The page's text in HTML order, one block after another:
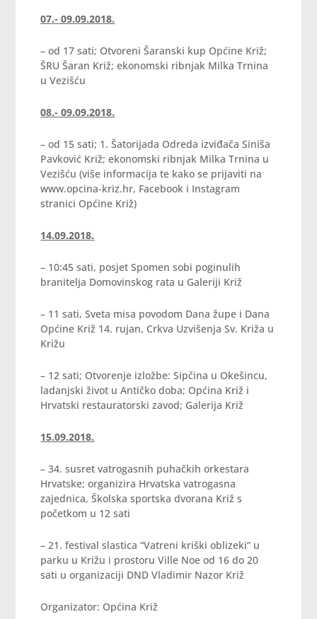
07.- 09.09.2018.
– od 17 sati; Otvoreni Šaranski kup Općine Križ;
ŠRU Šaran Križ; ekonomski ribnjak Milka Trnina
u Vezišću
08.- 09.09.2018.
– od 15 sati; 1. Šatorijada Odreda izviđača Siniša
Pavković Križ; ekonomski ribnjak Milka Trnina u
Vezišću (više informacija te kako se prijaviti na
www.opcina-kriz.hr, Facebook i Instagram
stranici Općine Križ)
14.09.2018.
– 10:45 sati, posjet Spomen sobi poginulih
branitelja Domovinskog rata u Galeriji Križ
– 11 sati, Sveta misa povodom Dana župe i Dana
Općine Križ 14. rujan, Crkva Uzvišenja Sv. Križa u
Križu
– 12 sati; Otvorenje izložbe: Sipčina u Okešincu,
ladanjski život u Antičko doba; Općina Križ i
Hrvatski restauratorski zavod; Galerija Križ
15.09.2018.
– 34. susret vatrogasnih puhačkih orkestara
Hrvatske; organizira Hrvatska vatrogasna
zajednica, Školska sportska dvorana Križ s
početkom u 12 sati
– 21. festival slastica “Vatreni kriški oblizeki” u
parku u Križu i prostoru Ville Noe od 16 do 20
sati u organizaciji DND Vladimir Nazor Križ
Organizator: Općina Križ